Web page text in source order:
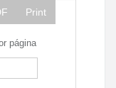
Print
página